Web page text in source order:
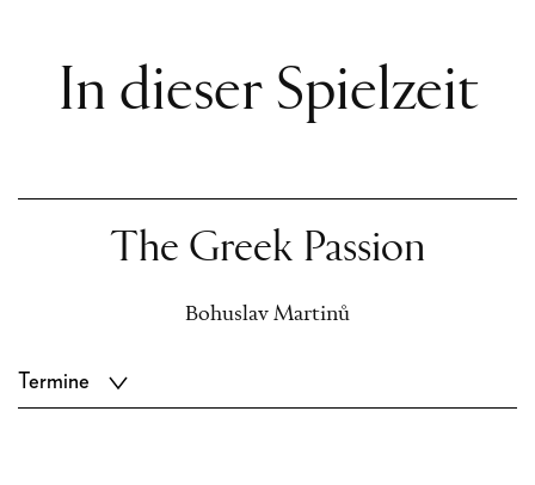
In dieser Spielzeit
The Greek Passion
Bohuslav Martinů
Termine